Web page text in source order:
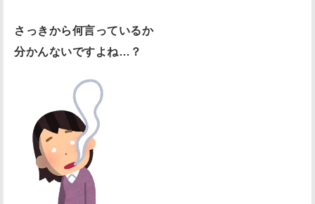
さっきから何言っているか
分かんないですよね…？